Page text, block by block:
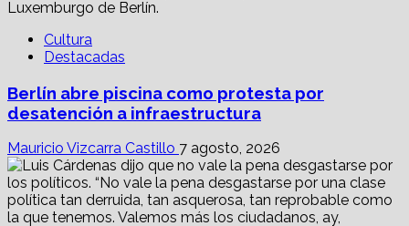
Cultura
Destacadas
Berlín abre piscina como protesta por
desatención a infraestructura
Mauricio Vizcarra Castillo 7 agosto, 2026